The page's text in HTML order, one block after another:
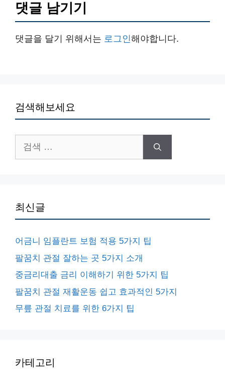
댓글 남기기
댓글을 달기 위해서는 로그인해야합니다.
검색해보세요
색:
최신글
어금니 임플란트 보험 적용 5가지 팁
팔꿈치 관절 잘하는 곳 5가지 소개
중금리대출 금리 이해하기 위한 5가지 팁
팔꿈치 관절 재활운동 쉽고 효과적인 5가지
무릎 관절 치료를 위한 6가지 팁
카테고리